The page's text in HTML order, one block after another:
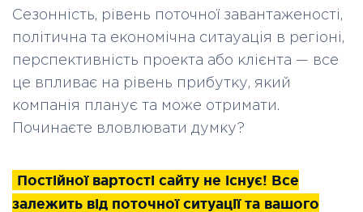
Сезонність, рівень поточної завантаженості,
політична та економічна ситауація в регіоні,
перспективність проекта або клієнта — все
це впливає на рівень прибутку, який
компанія планує та може отримати.
Починаєте вловлювати думку?
Постійної вартості сайту не існує! Все
залежить від поточної ситуації та вашого